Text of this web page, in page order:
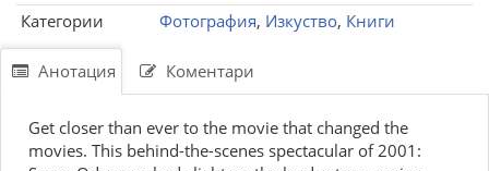
Категории
Фотография, Изкуство, Книги
Анотация Коментари
Get closer than ever to the movie that changed the
movies. This behind-the-scenes spectacular of 2001: